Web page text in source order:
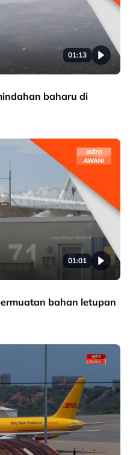
01:13
baharu di
01:01
bahan letupan